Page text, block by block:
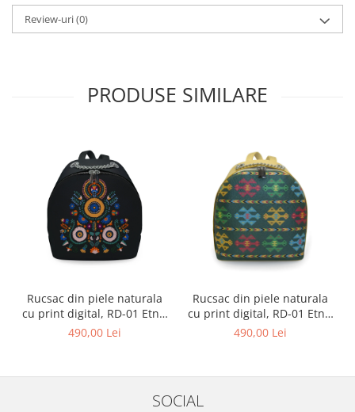
Review-uri(0)
PRODUSE SIMILARE
Rucsac din piele naturala
cu print digital, RD-01 Etnic
13, Negru
490,00 Lei
Rucsac din piele naturala
cu print digital, RD-01 Etnic
01
490,00 Lei
SOCIAL